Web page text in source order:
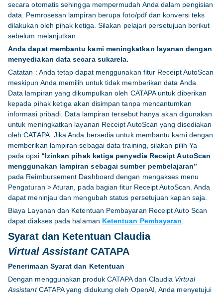
secara otomatis sehingga mempermudah Anda dalam pengisian
data. Pemrosesan lampiran berupa foto/pdf dan konversi teks
dilakukan oleh pihak ketiga. Silakan pelajari persetujuan berikut
sebelum melanjutkan.
Anda dapat membantu kami meningkatkan layanan dengan
menyediakan data secara sukarela.
Catatan : Anda tetap dapat menggunakan fitur Receipt AutoScan
meskipun Anda memilih untuk tidak memberikan data Anda.
Data lampiran yang dikumpulkan oleh CATAPA untuk diberikan
kepada pihak ketiga akan disimpan tanpa mencantumkan
informasi pribadi. Data lampiran tersebut hanya akan digunakan
untuk meningkatkan layanan Receipt AutoScan yang disediakan
oleh CATAPA. Jika Anda bersedia untuk membantu kami dengan
memberikan lampiran sebagai data training, silakan pilih Ya
pada opsi “Izinkan pihak ketiga penyedia Receipt AutoScan
menggunakan lampiran sebagai sumber pembelajaran”
pada Reimbursement Dashboard dengan mengakses menu
Pengaturan > Aturan, pada bagian fitur Receipt AutoScan. Anda
dapat meninjau dan mengubah status persetujuan kapan saja.
Biaya Layanan dan Ketentuan Pembayaran Receipt Auto Scan
dapat diakses pada halaman Ketentuan Pembayaran
Syarat dan Ketentuan Claudia
Virtual AssistantCATAPA
Penerimaan Syarat dan Ketentuan
Dengan menggunakan produk CATAPA dan Claudia Virtual
AssistantCATAPA yang didukung oleh OpenAI, Anda menyetujui